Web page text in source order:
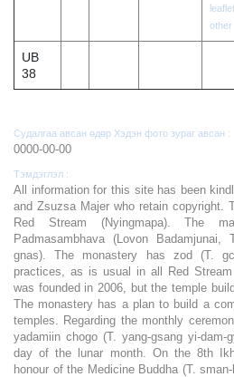
other
UB
38
Судалгаа авсан өдөр Хэдэн фото зураг авсан :
0000-00-00
Тэмдэглэл :
All information for this site has been
and Zsuzsa Majer who retain copyright.
Red Stream (Nyingmapa). The
Padmasambhava (Lovon Badamjunai,
gnas). The monastery has zod (T.
practices, as is usual in all Red
was founded in 2006, but the temple
The monastery has a plan to build a
temples. Regarding the monthly
yadamiin chogo (T. yang-gsang yi-
day of the lunar month. On the 8th
honour of the Medicine Buddha (T.